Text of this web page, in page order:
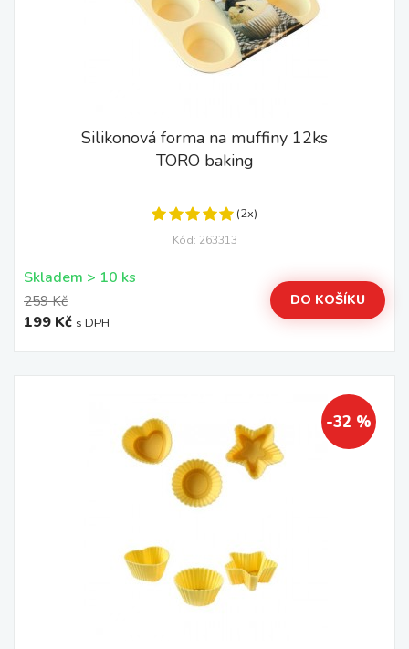
Silikonová forma na muffiny 12ks
TORO baking
(2x)
Kód: 263313
Skladem > 10 ks
259 Kč
199 Kč s DPH
DO KOŠÍKU
-32 %